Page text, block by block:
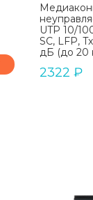
UTP 10/
SC, LFP,
дБ (до 20
2322 ₽